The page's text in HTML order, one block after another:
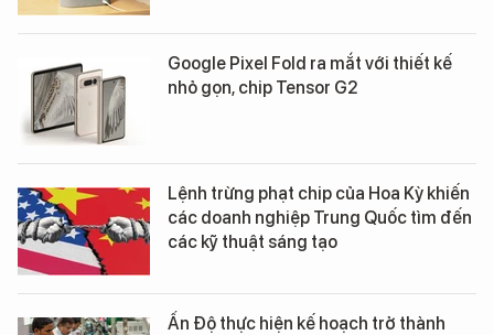
Google Pixel Fold ra mắt với thiết kế
nhỏ gọn, chip Tensor G2
Lệnh trừng phạt chip của Hoa Kỳ khiến
các doanh nghiệp Trung Quốc tìm đến
các kỹ thuật sáng tạo
Ấn Độ thực hiện kế hoạch trở thành